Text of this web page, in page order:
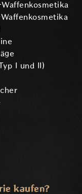
I und II)
kaufen?